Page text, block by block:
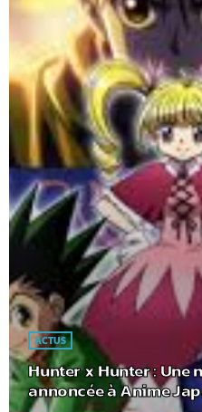
ACTUS
Hunter x Hunter : Une
annoncée à Anime